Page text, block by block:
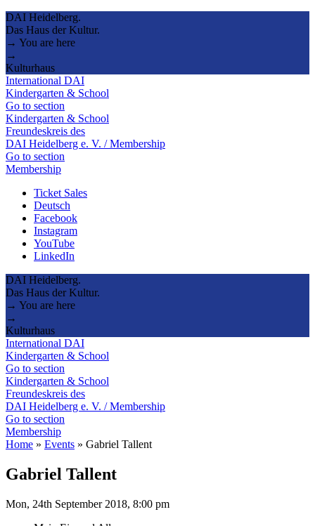
DAI Heidelberg.
Das Haus der Kultur.
→ You are here
→
Kulturhaus
International DAI
Kindergarten & School
Go to section
Kindergarten & School
Freundeskreis des
DAI Heidelberg e. V. / Membership
Go to section
Membership
Ticket Sales
Deutsch
Facebook
Instagram
YouTube
LinkedIn
DAI Heidelberg.
Das Haus der Kultur.
→ You are here
→
Kulturhaus
International DAI
Kindergarten & School
Go to section
Kindergarten & School
Freundeskreis des
DAI Heidelberg e. V. / Membership
Go to section
Membership
Home » Events » Gabriel Tallent
Gabriel Tallent
Mon, 24th September 2018, 8:00 pm